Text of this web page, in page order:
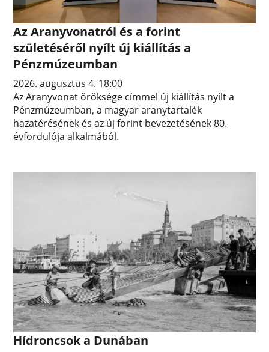
Az Aranyvonatról és a forint
születéséről nyílt új kiállítás a
Pénzmúzeumban
2026. augusztus 4. 18:00
Az Aranyvonat öröksége címmel új kiállítás nyílt a
Pénzmúzeumban, a magyar aranytartalék
hazatérésének és az új forint bevezetésének 80.
évfordulója alkalmából.
Hídroncsok a Dunában